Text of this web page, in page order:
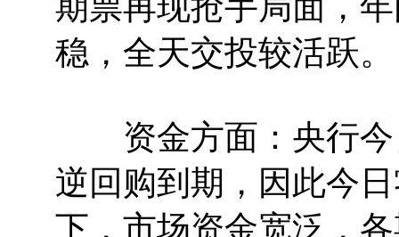
稳，全天交投较活跃。
资金方面：央行今
逆回购到期，因此今
下，市场资金宽泛，